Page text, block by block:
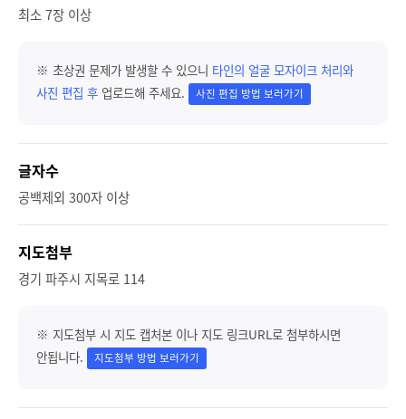
최소 7장 이상
※ 초상권 문제가 발생할 수 있으니 타인의 얼굴 모자이크 처리와
사진 편집 후 업로드해 주세요. 사진 편집 방법 보러가기
글자수
공백제외 300자 이상
지도첨부
경기 파주시 지목로 114
※ 지도첨부 시 지도 캡처본 이나 지도 링크URL로 첨부하시면
안됩니다.
지도첨부 방법 보러가기